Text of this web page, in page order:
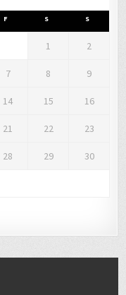
F S S
1 2
7 8 9
14 15 16
21 22 23
28 29 30